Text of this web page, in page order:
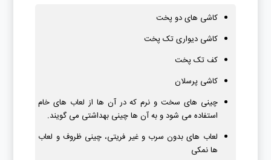
کاشی های دو پخت
کاشی دیواری تک پخت
کف تک پخت
کاشی پرسلان
چینی های سخت و نرم که در آن ها از لعاب های خام
استفاده می شود و به آن ها چینی بهداشتی می گویند.
لعاب های بدون سرب و غیر فریتی، چینی ظروف و لعاب
ها نمکی